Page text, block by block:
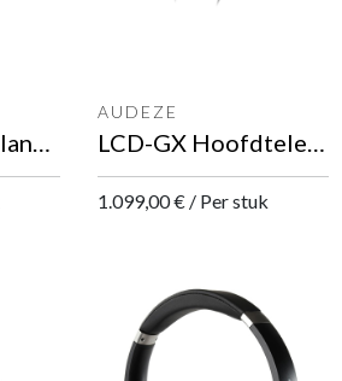
Solitaire P-SE Planar-magneto statische hoofdtelefoon
AUDEZE
LCD-GX Hoofdtelefoon
1.099,00€ / Per stuk